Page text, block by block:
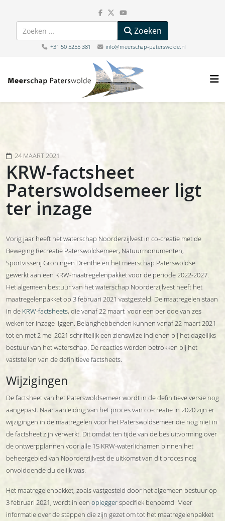
Zoeken Zoeken
+31 50 5255 381 info@meerschap-paterswolde.nl
24 MAART 2021
KRW-factsheet
Paterswoldsemeer ligt
ter inzage
Vorig jaar heeft het waterschap Noorderzijlvest in co-creatie met de
Beweging Recreatie Paterswoldsemeer, Natuurmonumenten,
Sportvisserij Groningen Drenthe en het meerschap Paterswoldse
gewerkt aan een KRW-maatregelenpakket voor de periode 2022-2027.
Het algemeen bestuur van het waterschap Noorderzijlvest heeft het
maatregelenpakket op 3 februari 2021 vastgesteld. De maatregelen staan
in de KRW-factsheets, die vanaf 22 maart voor een periode van zes
weken ter inzage liggen. Belanghebbenden kunnen vanaf 22 maart 2021
tot en met 2 mei 2021 schriftelijk een zienswijze indienen bij het dagelijks
bestuur van het waterschap. De reacties worden betrokken bij het
vaststellen van de definitieve factsheets.
Wijzigingen
De factsheet van het Paterswoldsemeer wordt in de definitieve versie nog
aangepast. Naar aanleiding van het proces van co-creatie in 2020 zijn er
wijzigingen in de maatregelen voor het Paterswoldsemeer die nog niet in
de factsheet zijn verwerkt. Dit omdat ten tijde van de besluitvorming over
de ontwerpplannen voor alle 15 KRW-waterlichamen binnen het
beheergebied van Noorderzijlvest de uitkomst van dit proces nog
onvoldoende duidelijk was.
Het maatregelenpakket, zoals vastgesteld door het algemeen bestuur op
3 februari 2021, wordt in een opleggerspecifiek benoemd. Meer
informatie over de stappen die zijn gezet om tot het maatregelenpakket